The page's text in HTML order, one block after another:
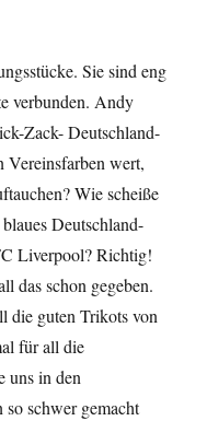
Sie sind eng
verbunden. Andy
Zack- Deutschland-
Vereinsfarben wert,
Wie scheiße
Deutschland-
Liverpool? Richtig!
das schon gegeben.
die guten Trikots von
für all die
uns in den
so schwer gemacht